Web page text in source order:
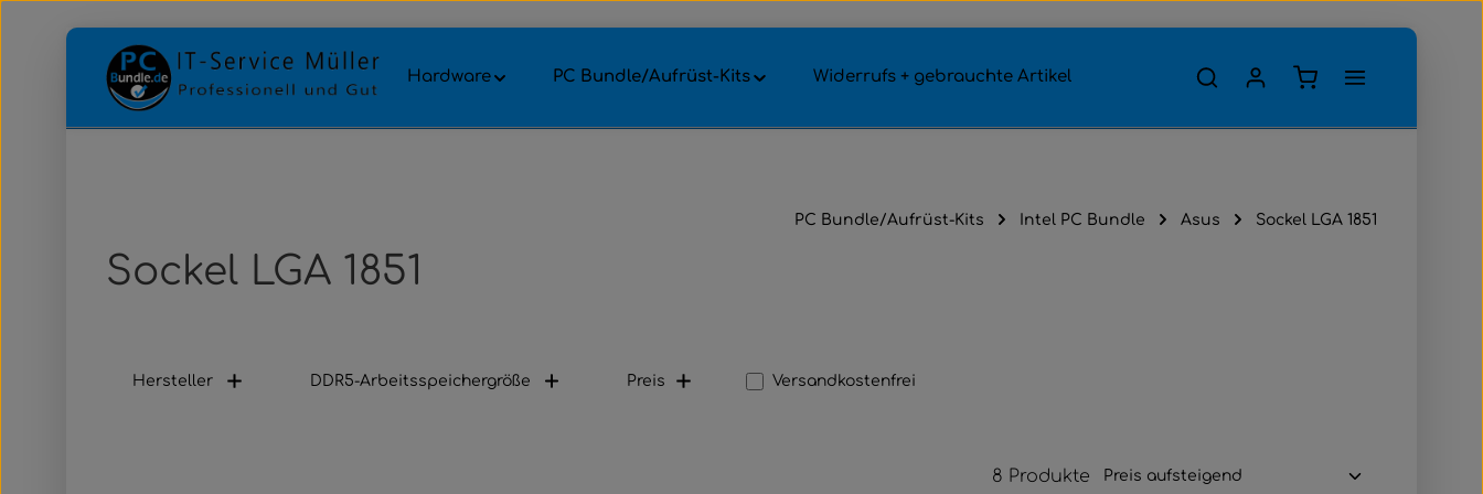
Zum Hauptinhalt springen
Zur Hauptnavigation springen
Hardware PC Bundle/Aufrüst-Kits Widerrufs + gebrauchte Artikel Warenkorb enthält
PC Bundle/Aufrüst-Kits Intel PC Bundle Asus Sockel LGA 1851
Sockel LGA 1851
Hersteller DDR5-Arbeitsspeichergröße Preis Filter hinzufügen: Versandkostenfrei
Versandkostenfrei
8 Produkte